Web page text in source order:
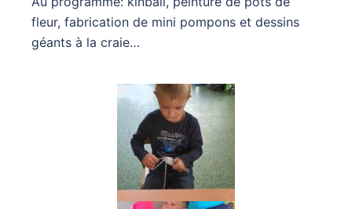
fleur, fabrication de mini pompons et dessins
géants à la craie…